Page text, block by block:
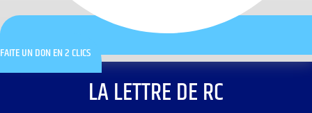
FAITE UN DON EN 2 CLICS
LA LETTRE DE RC